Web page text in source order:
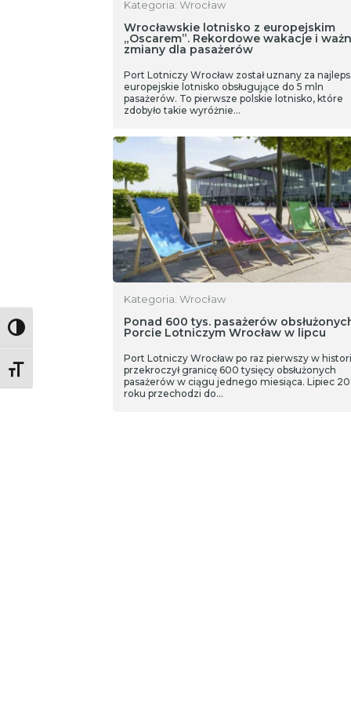
Toggle High Contrast
Toggle Font size
Kategoria: Wrocław
Wrocławskie lotnisko z europejskim
„Oscarem”. Rekordowe wakacje i
zmiany dla pasażerów
Port Lotniczy Wrocław został uznany za
europejskie lotnisko obsługujące do 5 mln
pasażerów. To pierwsze polskie lotnisko, które
zdobyło takie wyróżnie…
Kategoria: Wrocław
Ponad 600 tys. pasażerów
Porcie Lotniczym Wrocław w lipcu
Port Lotniczy Wrocław po raz pierwszy w
przekroczył granicę 600 tysięcy obsłużonych
pasażerów w ciągu jednego miesiąca. Lipiec
roku przechodzi do…